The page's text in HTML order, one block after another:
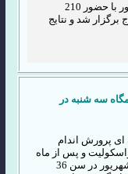
مسابقات بادی کلاسیک و فیزیک قهرمانی کشور با حضور 210
یاسوج برگزار شد و نتایج
سه شنبه در
ای پرورش اندام
و پس از ماه
ها مبارزه با این بیماری ، شامگاه سه‌شنبه 3 شهریور در سن 36